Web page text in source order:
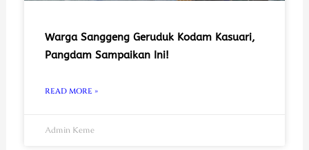
Warga Sanggeng Geruduk Kodam Kasuari,
Pangdam Sampaikan Ini!
READ MORE »
Admin Keme